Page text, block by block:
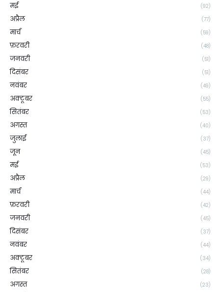
मई (92)
अप्रैल (77)
मार्च (59)
फ़रवरी (48)
जनवरी (51)
दिसंबर (51)
नवंबर (49)
अक्टूबर (55)
सितंबर (53)
अगस्त (40)
जुलाई (37)
जून (45)
मई (53)
अप्रैल (29)
मार्च (44)
फ़रवरी (42)
जनवरी (45)
दिसंबर (37)
नवंबर (44)
अक्टूबर (34)
सितंबर (28)
अगस्त (23)